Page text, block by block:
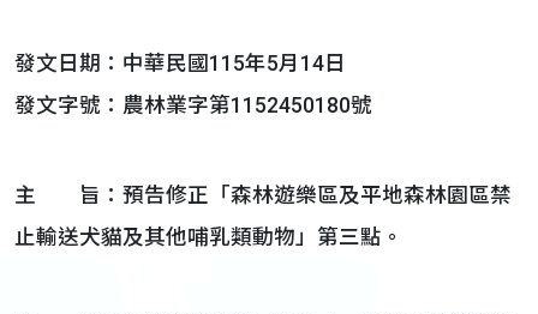
發文日期：中華民國115年5月14日
發文字號：農林業字第1152450180號
主 旨：預告修正「森林遊樂區及平地森林園區禁
止輸送犬貓及其他哺乳類動物」第三點。